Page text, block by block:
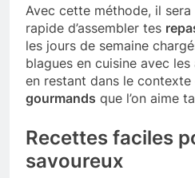
Avec cette méthode, il
rapide d’assembler tes
les jours de semaine
blagues en cuisine avec
en restant dans le contexte
gourmands que l’on aime
Recettes faciles
savoureux